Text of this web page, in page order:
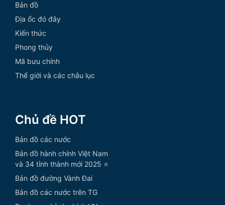
Bản đồ
Địa ốc đó đây
Kiến thức
Phong thủy
Mã bưu chính
Thế giới và các châu lục
Chủ đề HOT
Bản đồ các nước
Bản đồ hành chính Việt Nam
và 34 tỉnh thành mới 2025 ⭐
Bản đồ đường Vành Đai
Bản đồ các nước trên TG